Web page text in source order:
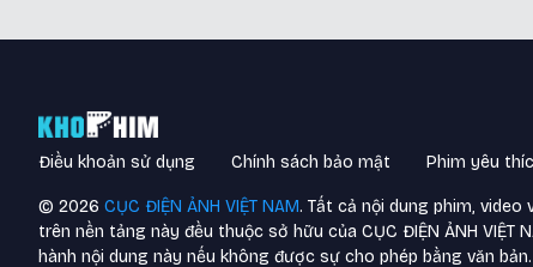
Điều khoản sử dụng Chính sách bảo mật Phim yêu
© 2026 CỤC ĐIỆN ẢNH VIỆT NAM. Tất cả nội dung phim,
trên nền tảng này đều thuộc sở hữu của CỤC ĐIỆN ẢNH VIỆT
hành nội dung này nếu không được sự cho phép bằng văn bản.